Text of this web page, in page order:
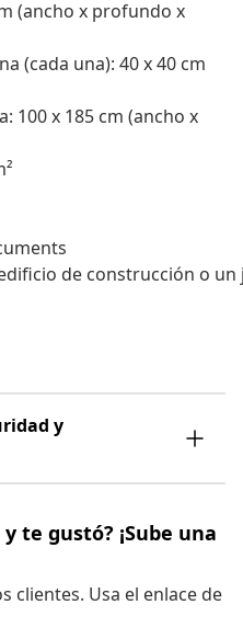
(ancho x profundo x
(cada una): 40 x 40 cm
100 x 185 cm (ancho x
de construcción o
y
te gustó? ¡Sube una
clientes. Usa el enlace de